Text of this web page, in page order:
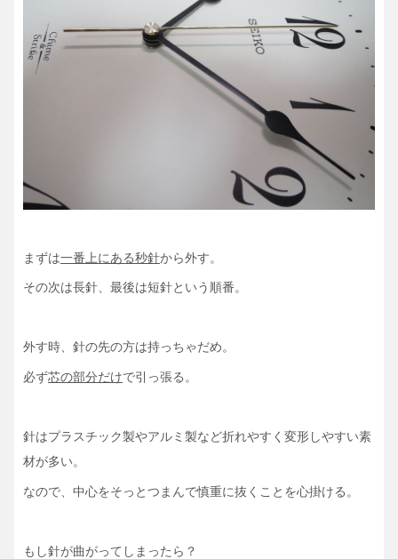
まずは一番上にある秒針から外す。
その次は長針、最後は短針という順番。
外す時、針の先の方は持っちゃだめ。
必ず芯の部分だけで引っ張る。
針はプラスチック製やアルミ製など折れやすく変形しやすい素
材が多い。
なので、中心をそっとつまんで慎重に抜くことを心掛ける。
もし針が曲がってしまったら？